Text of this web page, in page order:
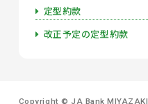
定型約款
改正予定の定型約款
Copyright © JA Bank MIYAZAKI